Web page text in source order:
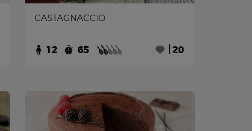
CASTAGNACCIO
12 65 20